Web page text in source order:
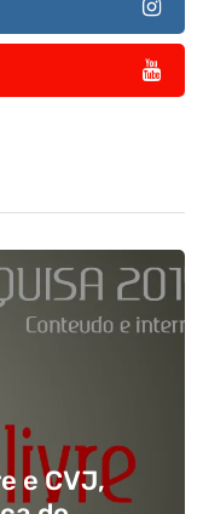
e CVJ,